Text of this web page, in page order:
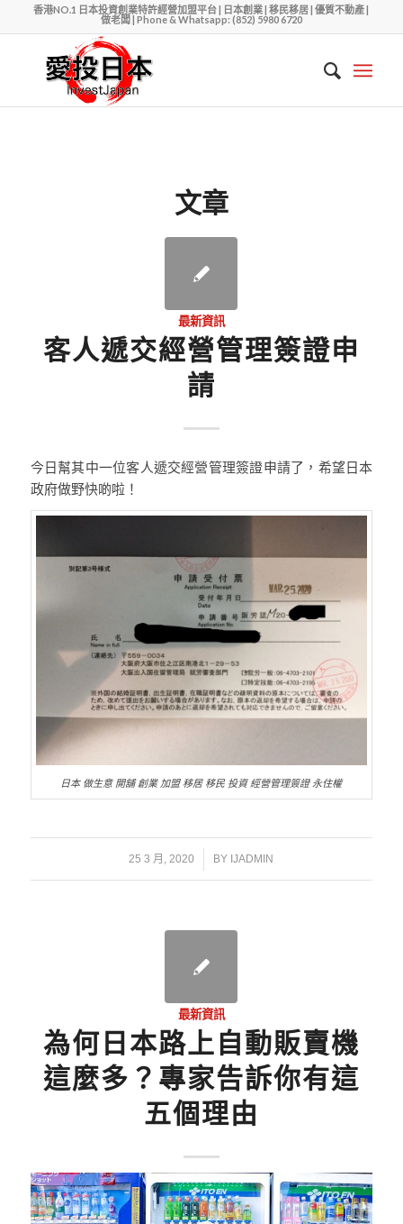
香港NO.1 日本投資創業特許經營加盟平台 | 日本創業 | 移民移居 | 優質不動產 |
做老闆 | Phone & Whatsapp: (852) 5980 6720
文章
最新資訊
客人遞交經營管理簽證申
請
今日幫其中一位客人遞交經營管理簽證申請了，希望日本
政府做野快啲啦！
日本 做生意 開舖 創業 加盟 移居 移民 投資 經營管理簽證 永住權
25 3 月, 2020
/ BY IJADMIN
最新資訊
為何日本路上自動販賣機
這麼多？專家告訴你有這
五個理由